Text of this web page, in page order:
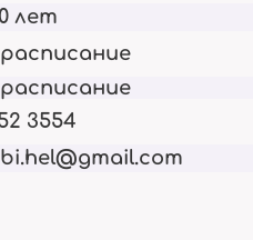
Текущие мероприятия
лет
3554